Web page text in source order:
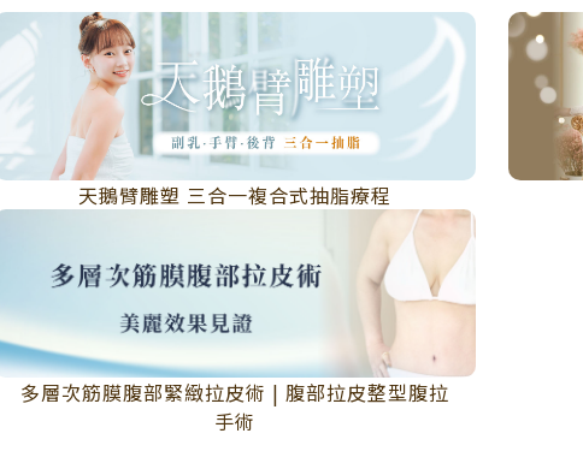
天鵝臂雕塑 三合一複合式抽脂療程
多層次筋膜腹部緊緻拉皮術 | 腹部拉皮整型腹拉
手術